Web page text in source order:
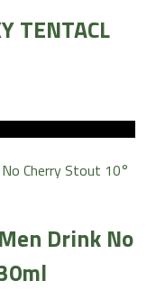
TENTACL
Drink No